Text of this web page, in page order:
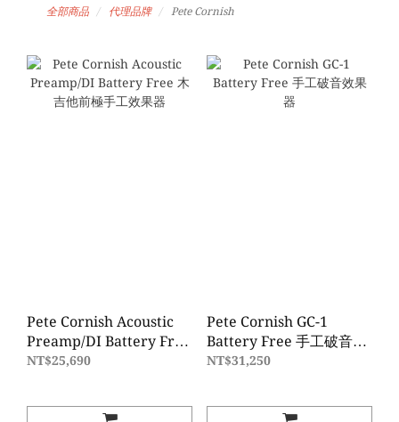
全部商品 代理品牌 Pete Cornish
Pete Cornish Acoustic
Preamp/DI Battery Free
木吉他前極手工效果器
NT$25,690
Pete Cornish GC-1
Battery Free 手工破音效
果器
NT$31,250